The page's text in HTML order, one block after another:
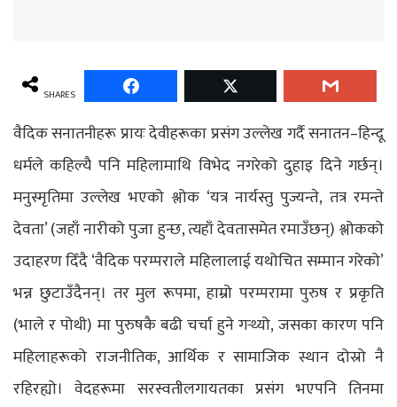
SHARES
वैदिक सनातनीहरू प्रायः देवीहरूका प्रसंग उल्लेख गर्दै सनातन–हिन्दू
धर्मले कहिल्यै पनि महिलामाथि विभेद नगरेको दुहाइ दिने गर्छन्।
मनुस्मृतिमा उल्लेख भएको श्लोक ‘यत्र नार्यस्तु पुज्यन्ते, तत्र रमन्ते
देवता’ (जहाँ नारीको पुजा हुन्छ, त्यहाँ देवतासमेत रमाउँछन्) श्लोकको
उदाहरण दिँदै ‘वैदिक परम्पराले महिलालाई यथोचित सम्मान गरेको’
भन्न छुटाउँदैनन्। तर मुल रूपमा, हाम्रो परम्परामा पुरुष र प्रकृति
(भाले र पोथी) मा पुरुषकै बढी चर्चा हुने गर्‍थ्यो, जसका कारण पनि
महिलाहरूको राजनीतिक, आर्थिक र सामाजिक स्थान दोस्रो नै
रहिरह्यो। वेदहरूमा सरस्वतीलगायतका प्रसंग भएपनि तिनमा